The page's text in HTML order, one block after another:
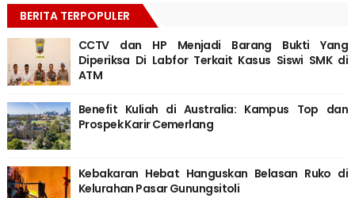
BERITA TERPOPULER
CCTV dan HP Menjadi Barang Bukti Yang
Diperiksa Di Labfor Terkait Kasus Siswi SMK di
ATM
Benefit Kuliah di Australia: Kampus Top dan
Prospek Karir Cemerlang
Kebakaran Hebat Hanguskan Belasan Ruko di
Kelurahan Pasar Gunungsitoli